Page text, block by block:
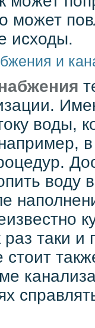
может
исходы.
и
воды,
воду
таки и
стоит